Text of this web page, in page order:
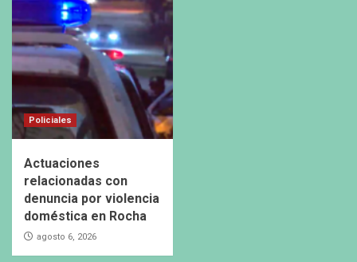
Policiales
Actuaciones
relacionadas con
denuncia por violencia
doméstica en Rocha
agosto 6, 2026